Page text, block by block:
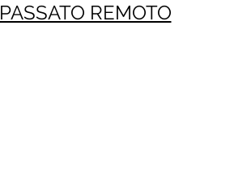
PASSATO REMOTO